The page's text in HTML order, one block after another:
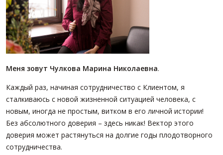
Отзывы о нас на Флампе
КОНТАКТЫ
Меня зовут Чулкова Марина Николаевна.
Каждый раз, начиная сотрудничество с Клиентом, я
сталкиваюсь с новой жизненной ситуацией человека, с
новым, иногда не простым, витком в его личной истории!
Без абсолютного доверия – здесь никак! Вектор этого
доверия может растянуться на долгие годы плодотворного
сотрудничества.